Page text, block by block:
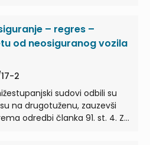
– regres –
od neosiguranog vozila
2
sudovi odbili su
na drugotuženu, zauzevši
odredbi članka 91. st. 4. Z…